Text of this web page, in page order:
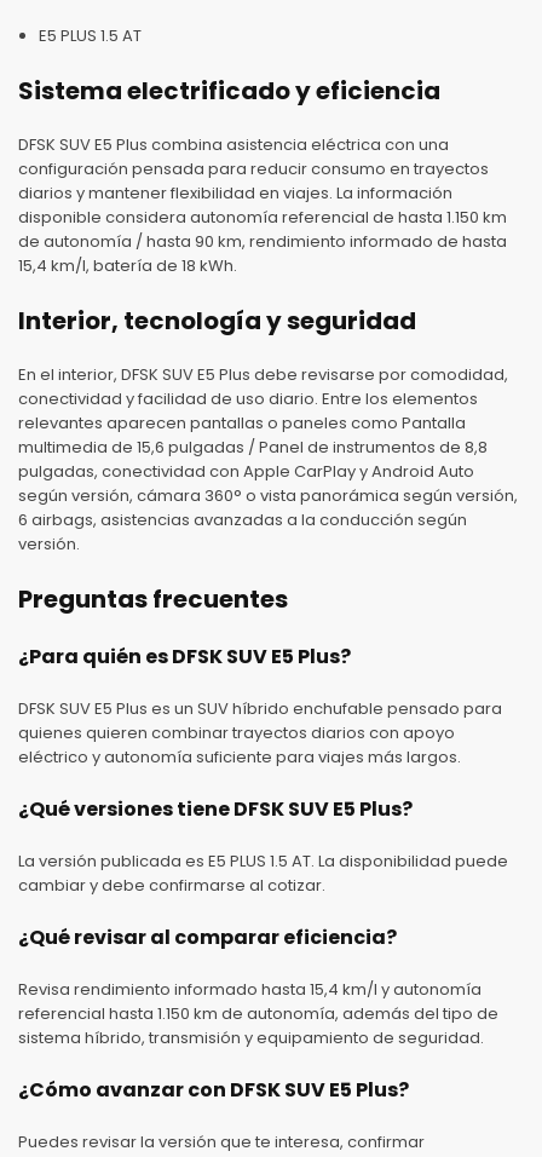
E5 PLUS 1.5 AT
Sistema electrificado y eficiencia
DFSK SUV E5 Plus combina asistencia eléctrica con una
configuración pensada para reducir consumo en trayectos
diarios y mantener flexibilidad en viajes. La información
disponible considera autonomía referencial de hasta 1.150 km
de autonomía / hasta 90 km, rendimiento informado de hasta
15,4 km/l, batería de 18 kWh.
Interior, tecnología y seguridad
En el interior, DFSK SUV E5 Plus debe revisarse por comodidad,
conectividad y facilidad de uso diario. Entre los elementos
relevantes aparecen pantallas o paneles como Pantalla
multimedia de 15,6 pulgadas / Panel de instrumentos de 8,8
pulgadas, conectividad con Apple CarPlay y Android Auto
según versión, cámara 360° o vista panorámica según versión,
6 airbags, asistencias avanzadas a la conducción según
versión.
Preguntas frecuentes
¿Para quién es DFSK SUV E5 Plus?
DFSK SUV E5 Plus es un SUV híbrido enchufable pensado para
quienes quieren combinar trayectos diarios con apoyo
eléctrico y autonomía suficiente para viajes más largos.
¿Qué versiones tiene DFSK SUV E5 Plus?
La versión publicada es E5 PLUS 1.5 AT. La disponibilidad puede
cambiar y debe confirmarse al cotizar.
¿Qué revisar al comparar eficiencia?
Revisa rendimiento informado hasta 15,4 km/l y autonomía
referencial hasta 1.150 km de autonomía, además del tipo de
sistema híbrido, transmisión y equipamiento de seguridad.
¿Cómo avanzar con DFSK SUV E5 Plus?
Puedes revisar la versión que te interesa, confirmar